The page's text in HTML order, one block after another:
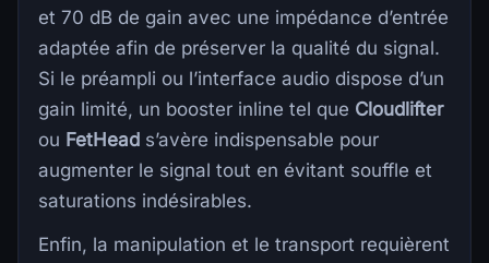
et 70 dB de gain avec une impédance d’entrée
adaptée afin de préserver la qualité du signal.
Si le préampli ou l’interface audio dispose d’un
gain limité, un booster inline tel que Cloudlifter
ou FetHead s’avère indispensable pour
augmenter le signal tout en évitant souffle et
saturations indésirables.
Enfin, la manipulation et le transport requièrent